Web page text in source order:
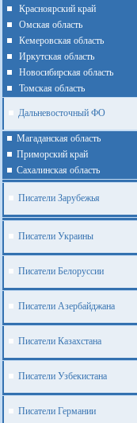
Красноярский край
Омская область
Кемеровская область
Иркутская область
Новосибирская область
Томская область
Дальневосточный ФО
Магаданская область
Приморский край
Cахалинская область
Писатели Зарубежья
Писатели Украины
Писатели Белоруссии
Писатели Азербайджана
Писатели Казахстана
Писатели Узбекистана
Писатели Германии